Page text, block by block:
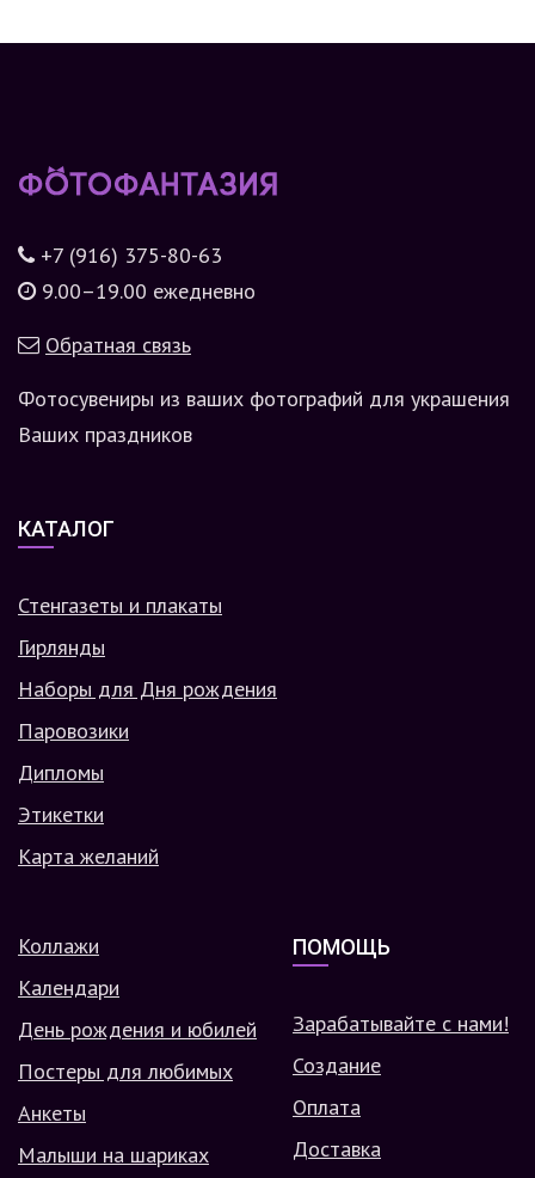
+7 (916) 375-80-63
9.00–19.00 ежедневно
Обратная связь
Фотосувениры из ваших фотографий для украшения
Ваших праздников
КАТАЛОГ
Стенгазеты и плакаты
Гирлянды
Наборы для Дня рождения
Паровозики
Дипломы
Этикетки
Карта желаний
Коллажи
Календари
День рождения и юбилей
Постеры для любимых
Анкеты
Малыши на шариках
ПОМОЩЬ
Зарабатывайте с нами!
Создание
Оплата
Доставка